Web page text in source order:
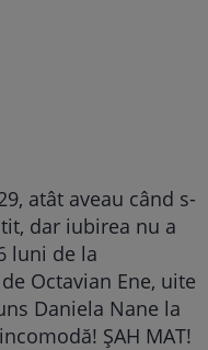
atât aveau când s-
dar iubirea nu a
luni de la
Octavian Ene, uite
Daniela Nane la
ȘAH MAT!